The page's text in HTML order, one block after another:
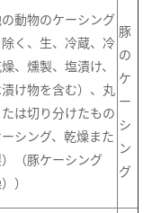
動物のケーシング
除く、生、冷蔵、冷
、燻製、塩漬け、
漬け物を含む）、丸
たは切り分けたもの
ーシング、乾燥また
（豚ケーシング
）
豚
の
ケ
ー
シ
ン
グ